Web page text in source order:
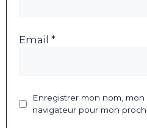
Email *
Enregistrer mon nom,
navigateur pour mon